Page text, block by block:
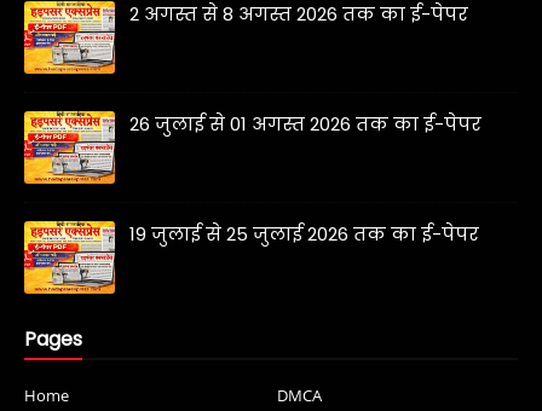
2 अगस्त से 8 अगस्त 2026 तक का ई-पेपर
26 जुलाई से 01 अगस्त 2026 तक का ई-पेपर
19 जुलाई से 25 जुलाई 2026 तक का ई-पेपर
Pages
Home
DMCA